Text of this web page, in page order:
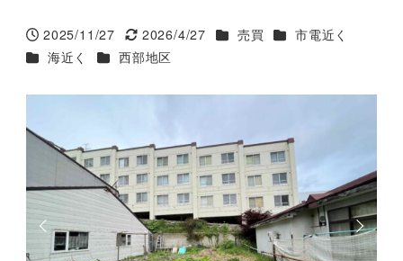
投稿日
2025/11/27
更新日
2026/4/27 カテゴリー
売買 カテゴリー
市電近く
カテゴリー
海近く カテゴリー
西部地区